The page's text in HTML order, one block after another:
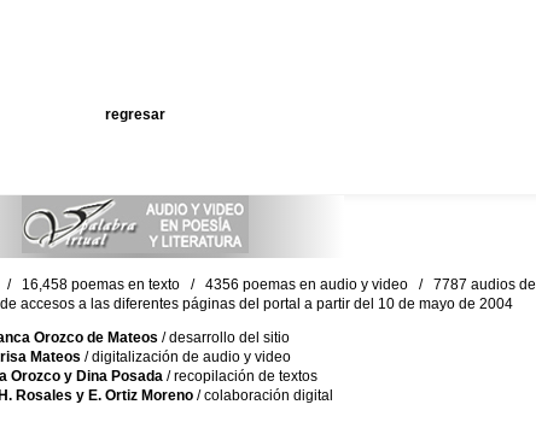
regresar
16,458 poemas en texto / 4356 poemas en audio y video / 7787 audios de
accesos a las diferentes páginas del portal a partir del 10 de mayo de 2004
Orozco de Mateos / desarrollo del sitio
Mateos / digitalización de audio y video
Orozco y Dina Posada/ recopilación de textos
Rosales y E. Ortiz Moreno/ colaboración digital